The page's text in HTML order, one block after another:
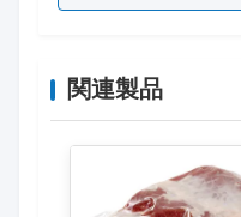
関連製品